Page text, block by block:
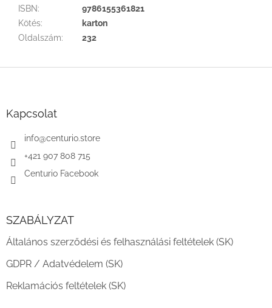
ISBN:
9786155361821
Kötés:
karton
Oldalszám: 232
Kapcsolat
info@centurio.store
+421 907 808 715
Centurio Facebook
SZABÁLYZAT
Általános szerződési és felhasználási feltételek (SK)
GDPR / Adatvédelem (SK)
Reklamációs feltételek (SK)